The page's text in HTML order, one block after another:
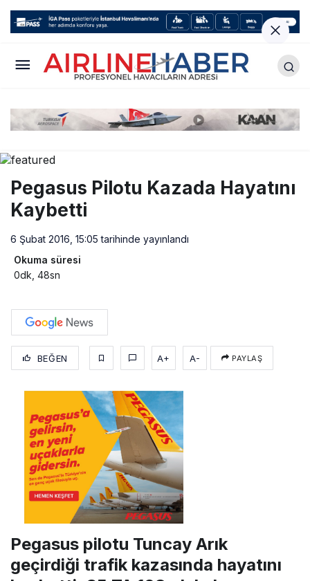
Pegasus Pilotu Kazada Hayatını
Kaybetti
6 Şubat 2016, 15:05 tarihinde yayınlandı
Okuma süresi
0dk, 48sn
BEĞEN A+ A- PAYLAŞ
Pegasus pilotu Tuncay Arık
geçirdiği trafik kazasında hayatını